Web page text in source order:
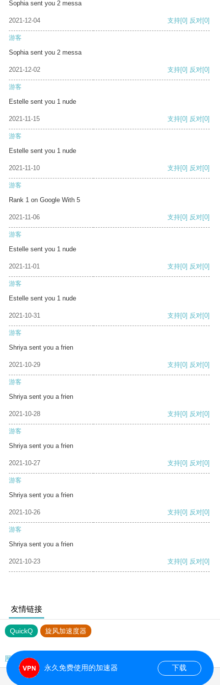
Sophia sent you 2 messa
2021-12-04 支持[0] 反对[0]
游客
Sophia sent you 2 messa
2021-12-02 支持[0] 反对[0]
游客
Estelle sent you 1 nude
2021-11-15 支持[0] 反对[0]
游客
Estelle sent you 1 nude
2021-11-10 支持[0] 反对[0]
游客
Rank 1 on Google With 5
2021-11-06 支持[0] 反对[0]
游客
Estelle sent you 1 nude
2021-11-01 支持[0] 反对[0]
游客
Estelle sent you 1 nude
2021-10-31 支持[0] 反对[0]
游客
Shriya sent you a frien
2021-10-29 支持[0] 反对[0]
游客
Shriya sent you a frien
2021-10-28 支持[0] 反对[0]
游客
Shriya sent you a frien
2021-10-27 支持[0] 反对[0]
游客
Shriya sent you a frien
2021-10-26 支持[0] 反对[0]
游客
Shriya sent you a frien
2021-10-23 支持[0] 反对[0]
友情链接
QuickQ 旋风加速度器
网站地图
永久免费使用的加速器 下载